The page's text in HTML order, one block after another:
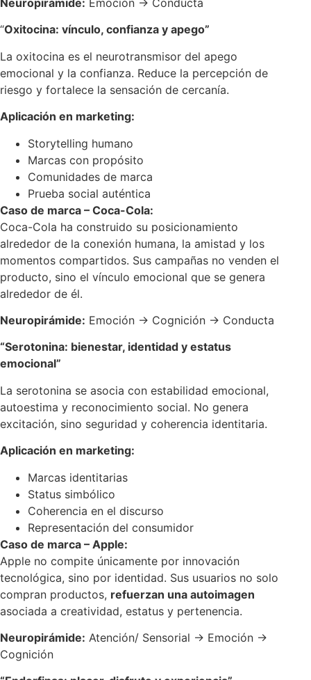
Neuropirámide: Emoción → Conducta
“Oxitocina: vínculo, confianza y apego”
La oxitocina es el neurotransmisor del apego
emocional y la confianza. Reduce la percepción de
riesgo y fortalece la sensación de cercanía.
Aplicación en marketing:
Storytelling humano
Marcas con propósito
Comunidades de marca
Prueba social auténtica
Caso de marca – Coca-Cola:
Coca-Cola ha construido su posicionamiento
alrededor de la conexión humana, la amistad y los
momentos compartidos. Sus campañas no venden el
producto, sino el vínculo emocional que se genera
alrededor de él.
Neuropirámide: Emoción → Cognición → Conducta
“Serotonina: bienestar, identidad y estatus
emocional”
La serotonina se asocia con estabilidad emocional,
autoestima y reconocimiento social. No genera
excitación, sino seguridad y coherencia identitaria.
Aplicación en marketing:
Marcas identitarias
Status simbólico
Coherencia en el discurso
Representación del consumidor
Caso de marca – Apple:
Apple no compite únicamente por innovación
tecnológica, sino por identidad. Sus usuarios no solo
compran productos, refuerzan una autoimagen
asociada a creatividad, estatus y pertenencia.
Neuropirámide: Atención/ Sensorial → Emoción →
Cognición